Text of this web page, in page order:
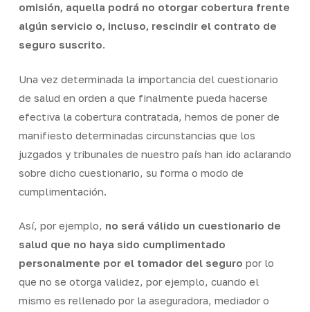
omisión, aquella podrá no otorgar cobertura frente
algún servicio o, incluso, rescindir el contrato de
seguro suscrito.
Una vez determinada la importancia del cuestionario
de salud en orden a que finalmente pueda hacerse
efectiva la cobertura contratada, hemos de poner de
manifiesto determinadas circunstancias que los
juzgados y tribunales de nuestro país han ido aclarando
sobre dicho cuestionario, su forma o modo de
cumplimentación.
Así, por ejemplo, no será válido un cuestionario de
salud que no haya sido cumplimentado
personalmente por el tomador del seguro por lo
que no se otorga validez, por ejemplo, cuando el
mismo es rellenado por la aseguradora, mediador o